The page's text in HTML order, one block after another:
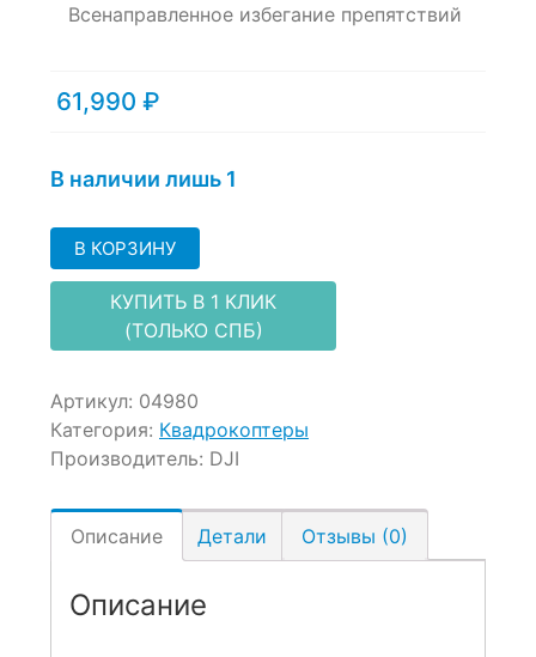
Всенаправленное избегание препятствий
61,990 ₽
В наличии лишь 1
В КОРЗИНУ
КУПИТЬ В 1 КЛИК
(ТОЛЬКО СПБ)
Артикул: 04980
Категория: Квадрокоптеры
Производитель: DJI
Описание Детали Отзывы (0)
Описание